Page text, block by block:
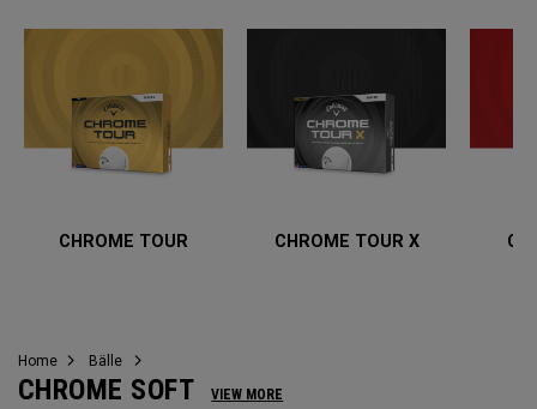
CHROME TOUR CHROME TOUR X
Home Bälle
CHROME SOFT VIEW MORE